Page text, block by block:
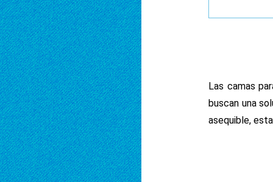
Las camas
buscan una
asequible,